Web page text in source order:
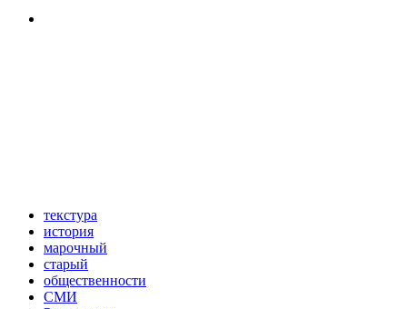
текстура
история
марочный
старый
общественности
СМИ